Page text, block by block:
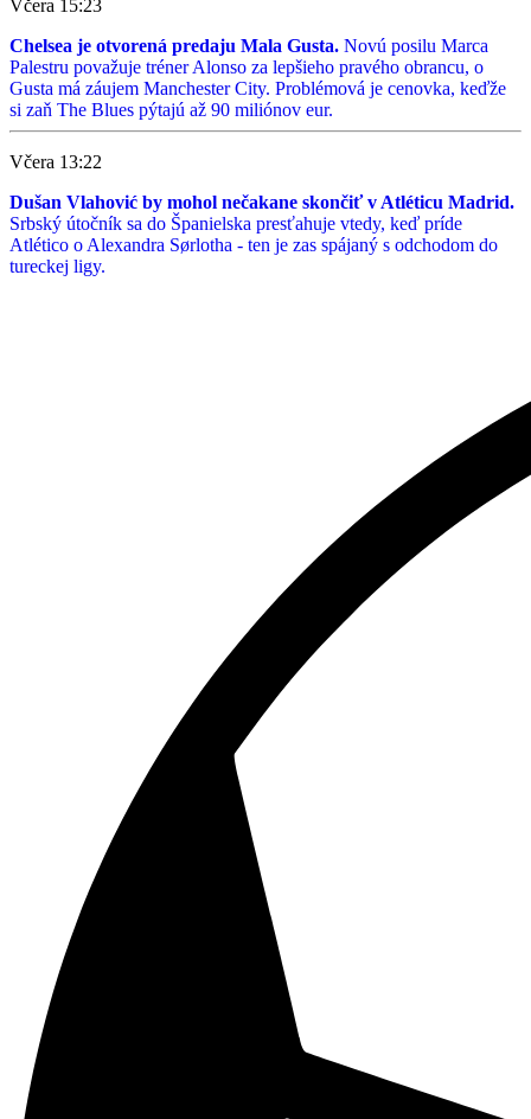
Včera 15:23
Chelsea je otvorená predaju Mala Gusta. Novú posilu Marca
Palestru považuje tréner Alonso za lepšieho pravého obrancu, o
Gusta má záujem Manchester City. Problémová je cenovka, keďže
si zaň The Blues pýtajú až 90 miliónov eur.
Včera 13:22
Dušan Vlahović by mohol nečakane skončiť v Atléticu Madrid.
Srbský útočník sa do Španielska presťahuje vtedy, keď príde
Atlético o Alexandra Sørlotha - ten je zas spájaný s odchodom do
tureckej ligy.